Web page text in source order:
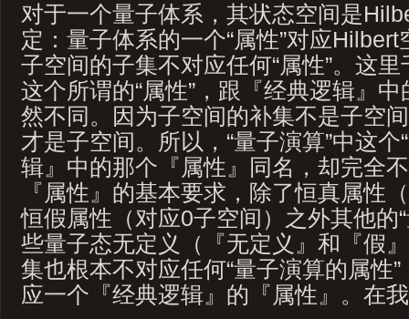
对于一个量子体系，其状态空间是
定：量子体系的一个“属性”对应
子空间的子集不对应任何“属性”。这里
这个所谓的“属性”，跟『经典逻辑』
然不同。因为子空间的补集不是子空
才是子空间。所以，“量子演算”中这个
辑』中的那个『属性』同名，却完全
『属性』的基本要求，除了恒真属性
恒假属性（对应0子空间）之外其他的
些量子态无定义（『无定义』和『假
集也根本不对应任何“量子演算的属性
应一个『经典逻辑』的『属性』。在